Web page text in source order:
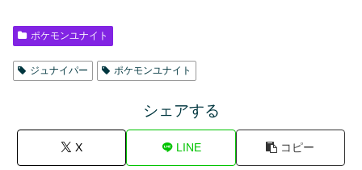
ポケモンユナイト
ジュナイパー ポケモンユナイト
シェアする
X LINE コピー